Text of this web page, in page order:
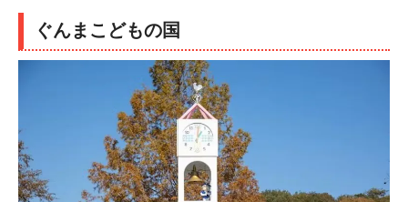
ぐんまこどもの国